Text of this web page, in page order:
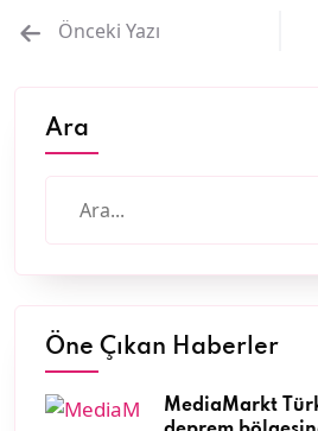
Önceki Yazı
Ara
Öne Çıkan Haberler
MediaMarkt